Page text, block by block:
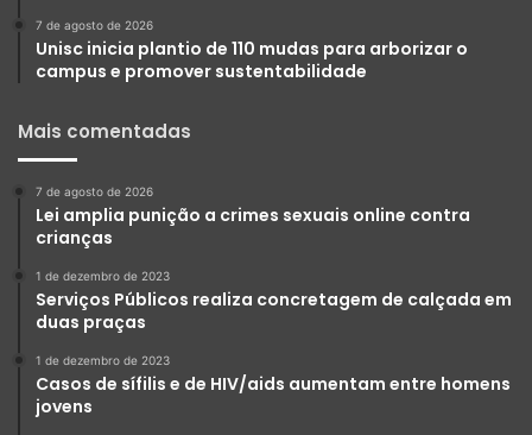
7 de agosto de 2026
Unisc inicia plantio de 110 mudas para arborizar o
campus e promover sustentabilidade
Mais comentadas
7 de agosto de 2026
Lei amplia punição a crimes sexuais online contra
crianças
1 de dezembro de 2023
Serviços Públicos realiza concretagem de calçada em
duas praças
1 de dezembro de 2023
Casos de sífilis e de HIV/aids aumentam entre homens
jovens